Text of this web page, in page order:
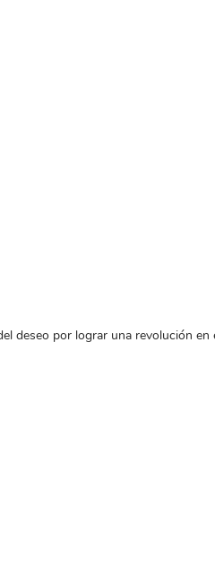
deseo por lograr una revolución